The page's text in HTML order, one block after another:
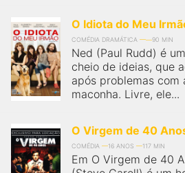
O Idiota do Meu
COMÉDIA DRAMÁTICA 90 MIN
Ned (Paul Rudd) é
cheio de ideias, que
após problemas com
maconha. Livre, ele...
O Virgem de 40
COMÉDIA 16 ANOS 117 MIN
Em O Virgem de 40